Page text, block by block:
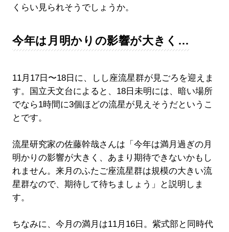
くらい見られそうでしょうか。
今年は月明かりの影響が大きく…
11月17日〜18日に、しし座流星群が見ごろを迎えま
す。国立天文台によると、18日未明には、暗い場所
でなら1時間に3個ほどの流星が見えそうだというこ
とです。
流星研究家の佐藤幹哉さんは「今年は満月過ぎの月
明かりの影響が大きく、あまり期待できないかもし
れません。来月のふたご座流星群は規模の大きい流
星群なので、期待して待ちましょう」と説明しま
す。
ちなみに、今月の満月は11月16日。紫式部と同時代